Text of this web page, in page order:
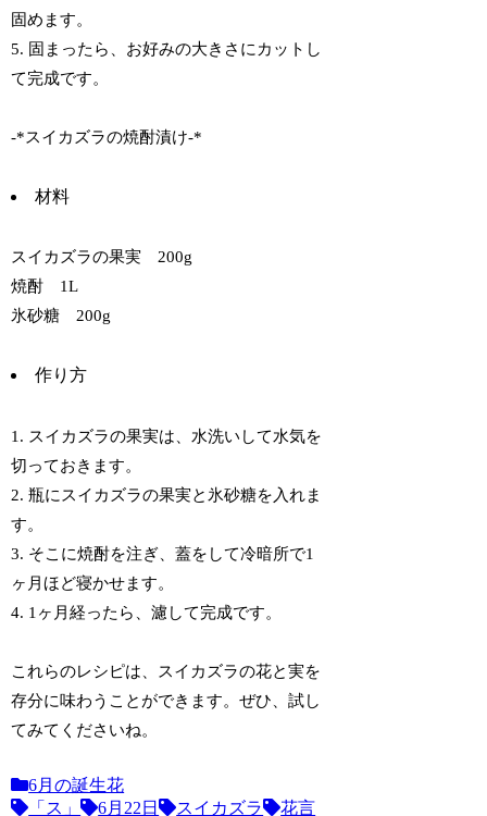
固めます。
5. 固まったら、お好みの大きさにカットし
て完成です。
-*スイカズラの焼酎漬け-*
材料
スイカズラの果実 200g
焼酎 1L
氷砂糖 200g
作り方
1. スイカズラの果実は、水洗いして水気を
切っておきます。
2. 瓶にスイカズラの果実と氷砂糖を入れま
す。
3. そこに焼酎を注ぎ、蓋をして冷暗所で1
ヶ月ほど寝かせます。
4. 1ヶ月経ったら、濾して完成です。
これらのレシピは、スイカズラの花と実を
存分に味わうことができます。ぜひ、試し
てみてくださいね。
6月の誕生花
「ス」
6月22日 スイカズラ 花言